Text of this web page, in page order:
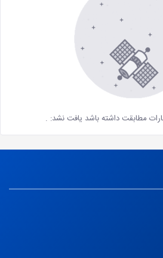
مطابقت داشته باشد یافت نشد:.